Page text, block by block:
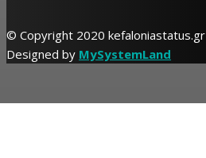
© Copyright 2020
Designed by MySystemLand